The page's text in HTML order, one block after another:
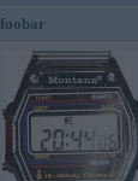
foobar